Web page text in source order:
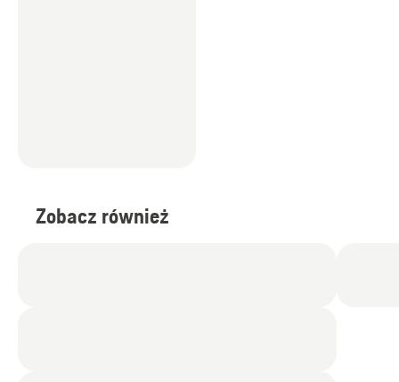
Zobacz również